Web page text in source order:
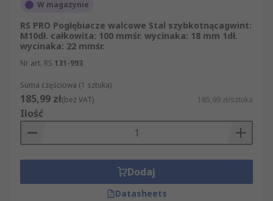
W magazynie
RS PRO Pogłębiacze walcowe Stal szybkotnącagwint:
M10dł. całkowita: 100 mmśr. wycinaka: 18 mm 1dł.
wycinaka: 22 mmśr.
Nr art. RS 131-993
Suma częściowa (1 sztuka)
185,99 zł(bez VAT) 185,99 zł/sztuka
Ilość
Dodaj
Datasheets